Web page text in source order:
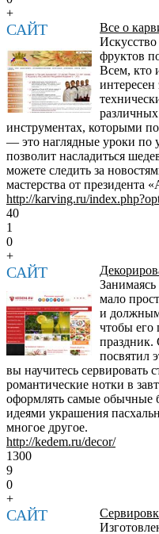
+
САЙТ
Все о
фруктов
Всем, кто
интересен
различных
инструментах, которыми
— это наглядные уроки по
позволит насладиться
можете следить за
мастерства от президента
http://karving.ru/
40
1
0
+
САЙТ
мало
и
чтобы его
посвятил
вы научитесь сервировать
романтические нотки в
оформлять самые обычные
идеями украшения
многое другое.
http://kedem.ru/decor/
1300
9
0
+
САЙТ